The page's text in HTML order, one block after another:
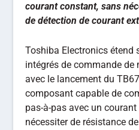
courant constant, sans
de détection de courant
Toshiba Electronics étend
intégrés de commande de
avec le lancement du
composant capable de
pas-à-pas avec un
nécessiter de résistance